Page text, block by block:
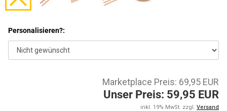
Personalisieren?:
Marketplace Preis: 69,95 EUR
Unser Preis: 59,95 EUR
inkl. 19% MwSt. zzgl. Versand